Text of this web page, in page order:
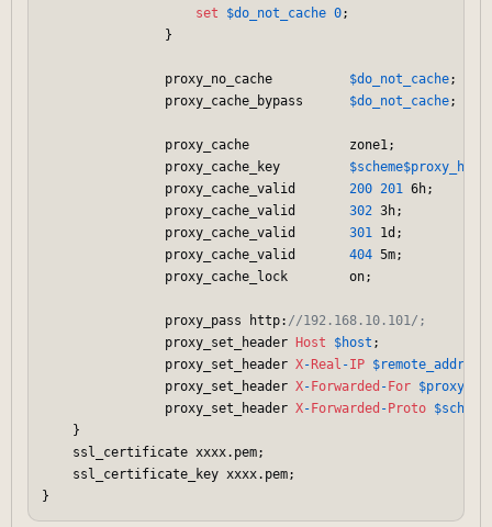
set
$do_not_cache 0;
                }
                proxy_no_cache
$do_not_cache;
                proxy_cache_bypass
$do_not_cache;
                proxy_cache             zone1;
                proxy_cache_key
$scheme$proxy_host
                proxy_cache_valid
200 201
6h;
                proxy_cache_valid
302 3h;
                proxy_cache_valid
301
1d;
                proxy_cache_valid
404 5m;
                proxy_cache_lock        on;
                proxy_pass http:
//192.168.10.101/;
                proxy_set_header
Host $host ;
                proxy_set_header
X-Real -IP $remote_addr
                proxy_set_header
X-Forwarded -For
                proxy_set_header
X-Forwarded -Proto $scheme
    }
    ssl_certificate xxxx.pem;
    ssl_certificate_key xxxx.pem;